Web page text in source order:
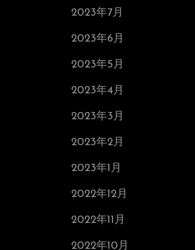
2023年7月
2023年6月
2023年5月
2023年4月
2023年3月
2023年2月
2023年1月
2022年12月
2022年11月
2022年10月